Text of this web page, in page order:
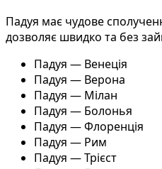
Падуя має чудове
дозволяє швидко та без
Падуя — Венеція
Падуя — Верона
Падуя — Мілан
Падуя — Болонья
Падуя — Флоренція
Падуя — Рим
Падуя — Трієст